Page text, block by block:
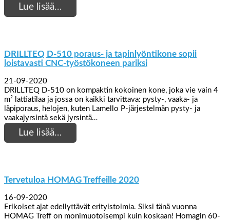
Lue lisää…
DRILLTEQ D-510 poraus- ja tapinlyöntikone sopii
loistavasti CNC-työstökoneen pariksi
21-09-2020
DRILLTEQ D-510 on kompaktin kokoinen kone, joka vie vain 4
m² lattiatilaa ja jossa on kaikki tarvittava: pysty-, vaaka- ja
läpiporaus, helojen, kuten Lamello P-järjestelmän pysty- ja
vaakajyrsintä sekä jyrsintä…
Lue lisää…
Tervetuloa HOMAG Treffeille 2020
16-09-2020
Erikoiset ajat edellyttävät erityistoimia. Siksi tänä vuonna
HOMAG Treff on monimuotoisempi kuin koskaan! Homagin 60-